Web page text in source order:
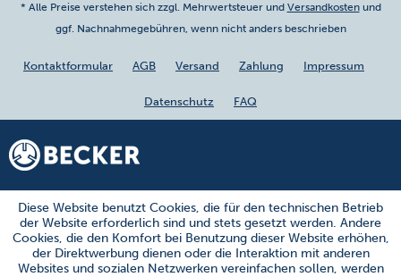
* Alle Preise verstehen sich zzgl. Mehrwertsteuer und Versandkostenund
ggf. Nachnahmegebühren, wenn nicht anders beschrieben
Kontaktformular AGB Versand Zahlung Impressum
Datenschutz FAQ
Diese Website benutzt Cookies, die für den technischen Betrieb
der Website erforderlich sind und stets gesetzt werden. Andere
Cookies, die den Komfort bei Benutzung dieser Website erhöhen,
der Direktwerbung dienen oder die Interaktion mit anderen
Websites und sozialen Netzwerken vereinfachen sollen, werden